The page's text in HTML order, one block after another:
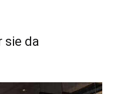
sie da